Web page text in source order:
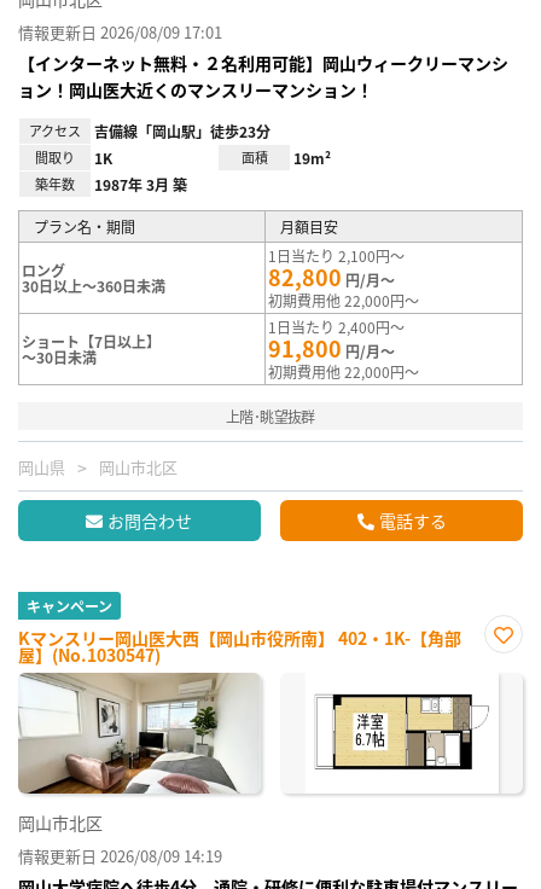
情報更新日 2026/08/09 17:01
【インターネット無料・２名利用可能】岡山ウィークリーマンシ
ョン！岡山医大近くのマンスリーマンション！
アクセス 吉備線「岡山駅」徒歩23分
間取り 1K 面積 19m²
築年数 1987年 3月 築
プラン名・期間 月額目安
ロング
30日以上～360日未満
1日当たり 2,100円～
82,800 円/月～
初期費用他 22,000円～
ショート【7日以上】
～30日未満
1日当たり 2,400円～
91,800 円/月～
初期費用他 22,000円～
上階･眺望抜群
岡山県 岡山市北区
お問合わせ 電話する
キャンペーン
Kマンスリー岡山医大西【岡山市役所南】 402・1K-【角部
屋】(No.1030547)
に入
録
岡山市北区
情報更新日 2026/08/09 14:19